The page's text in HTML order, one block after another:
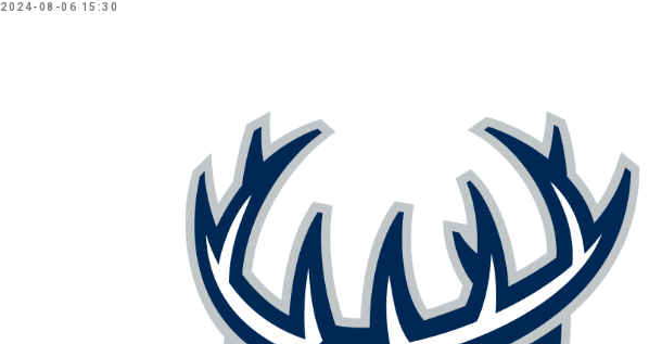
2024-08-06 15:30